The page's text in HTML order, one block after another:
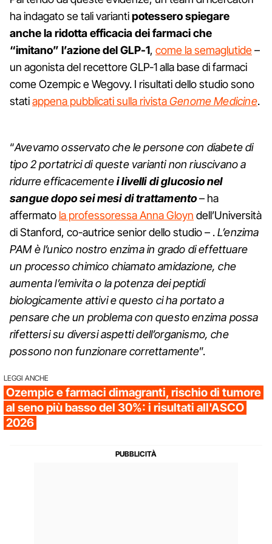
ha indagato se tali variantipotessero spiegare
anche la ridotta efficacia dei farmaci che
“imitano” l’azione del GLP-1, come la semaglutide–
un agonista del recettore GLP-1 alla base di farmaci
come Ozempic e Wegovy. I risultati dello studio sono
statiappena pubblicati sulla rivistaGenome Medicine.
“Avevamo osservato che le persone con diabete di
tipo 2 portatrici di queste varianti non riuscivano a
ridurre efficacementei livelli di glucosio nel
sangue dopo sei mesi di trattamento– ha
affermato la professoressa Anna Gloyn dell’Università
di Stanford, co-autrice senior dello studio – .L’enzima
PAM è l’unico nostro enzima in grado di effettuare
un processo chimico chiamato amidazione, che
aumenta l’emivita o la potenza dei peptidi
biologicamente attivi e questo ci ha portato a
pensare che un problema con questo enzima possa
rifettersi su diversi aspetti dell’organismo, che
possono non funzionare correttamente”.
LEGGI ANCHE
Ozempic e farmaci dimagranti, rischio di tumore
al seno più basso del 30%: i risultati all'ASCO
2026